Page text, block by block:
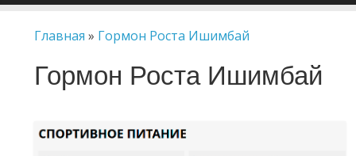
Главная » Гормон Роста Ишимбай
Гормон Роста Ишимбай